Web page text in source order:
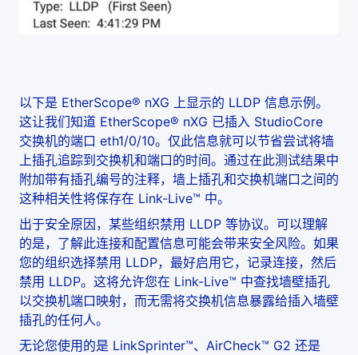
以下是 EtherScope® nXG 上显示的 LLDP 信息示例。
这让我们知道 EtherScope® nXG 已插入 StudioCore
交换机的端口 eth1/0/10。仅此信息就可以节省尝试将墙
上插孔追踪到交换机和端口的时间。通过在此测试结果中
附加带有插孔编号的注释，墙上插孔和交换机端口之间的
这种相关性将保存在 Link-Live™ 中。
出于安全原因，某些组织禁用 LLDP 等协议。可以理解
的是，了解此连接和配置信息可能会带来安全风险。如果
您的组织选择禁用 LLDP，最好启用它，记录连接，然后
禁用 LLDP。这将允许您在 Link-Live™ 中查找墙壁插孔
以交换机端口映射，而无需将交换机信息暴露给插入墙壁
插孔的任何人。
无论您使用的是 LinkSprinter™、AirCheck™ G2 还是